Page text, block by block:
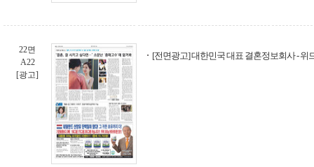
22면
A22
[광고]
[전면광고] 대한민국 대표 결혼정보회사 - 위